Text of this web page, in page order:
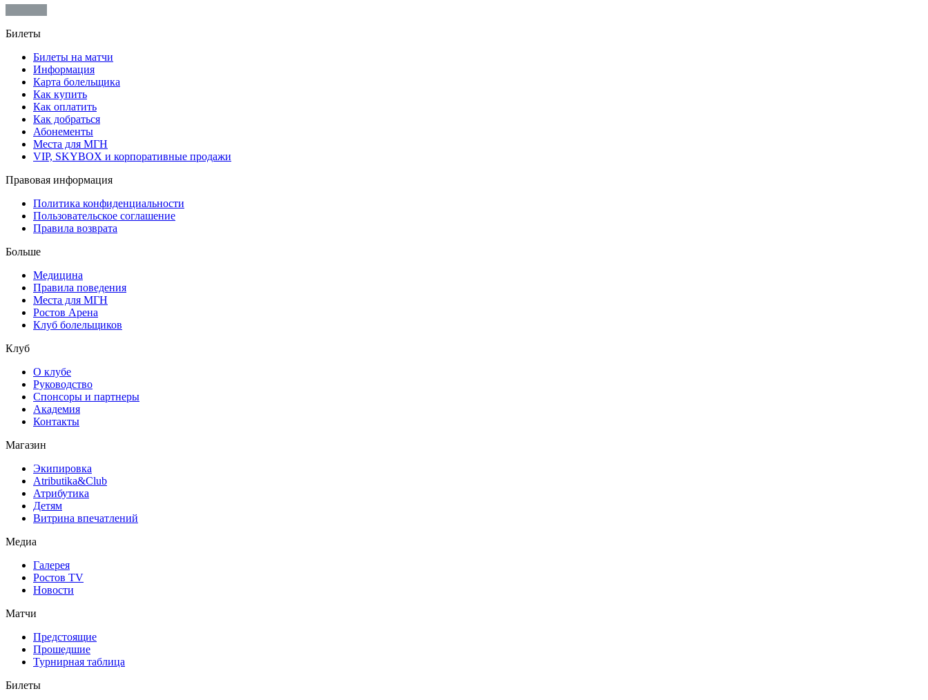
Билеты
Билеты на матчи
Информация
Карта болельщика
Как купить
Как оплатить
Как добраться
Абонементы
Места для МГН
VIP, SKYBOX и корпоративные продажи
Правовая информация
Политика конфиденциальности
Пользовательское соглашение
Правила возврата
Больше
Медицина
Правила поведения
Места для МГН
Ростов Арена
Клуб болельщиков
Клуб
О клубе
Руководство
Спонсоры и партнеры
Академия
Контакты
Магазин
Экипировка
Atributika&Club
Атрибутика
Детям
Витрина впечатлений
Медиа
Галерея
Ростов TV
Новости
Матчи
Предстоящие
Прошедшие
Турнирная таблица
Билеты